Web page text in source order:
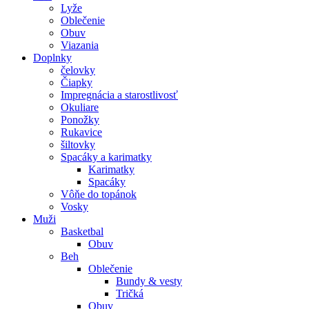
Lyže
Oblečenie
Obuv
Viazania
Doplnky
čelovky
Čiapky
Impregnácia a starostlivosť
Okuliare
Ponožky
Rukavice
šiltovky
Spacáky a karimatky
Karimatky
Spacáky
Vôňe do topánok
Vosky
Muži
Basketbal
Obuv
Beh
Oblečenie
Bundy & vesty
Tričká
Obuv